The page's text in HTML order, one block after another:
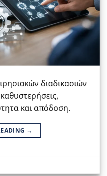
διαδικασιών
και απόδοση.
→